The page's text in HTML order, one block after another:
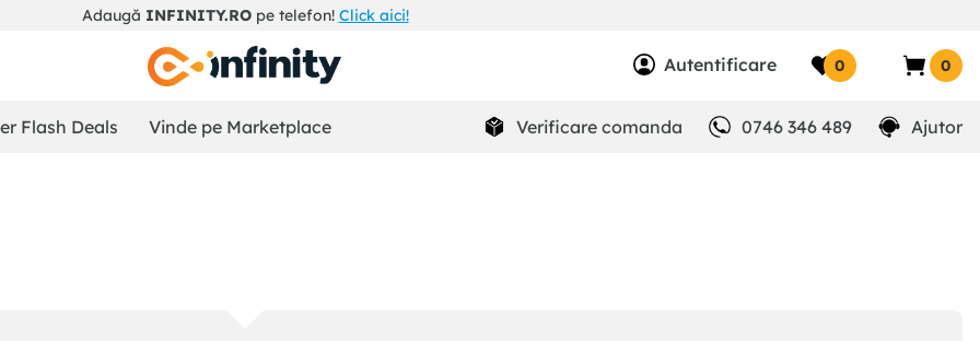
Adaugă INFINITY.ROpe telefon! Click aici!
Autentificare 0 0
Flash Deals Vinde pe Marketplace Verificare comanda 0746 346 489 Ajutor